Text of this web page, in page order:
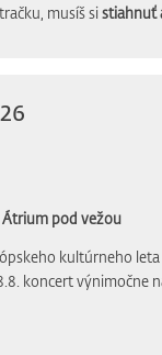
musíš sistiahnuť
Átrium pod vežou
kultúrneho
koncert výnimočne